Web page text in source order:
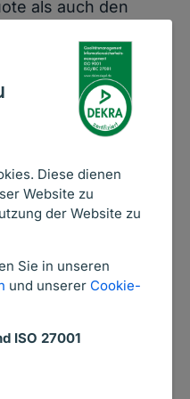
Diese dienen
Website zu
der Website zu
Sie in unseren
und unserer Cookie-
ISO 27001
als auch den
Sie sollten Ihre
in den
sie über
und für
z. B. vom
mit dem
mit einem Klick
posten
4: Machen